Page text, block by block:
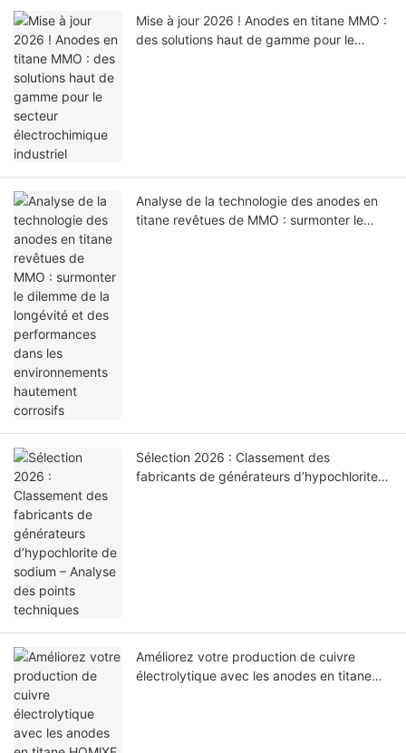
Mise à jour 2026 ! Anodes en titane MMO :
des solutions haut de gamme pour le
Analyse de la technologie des anodes en
titane revêtues de MMO : surmonter le
Sélection 2026 : Classement des
fabricants de générateurs d’hypochlorite
Améliorez votre production de cuivre
électrolytique avec les anodes en titane